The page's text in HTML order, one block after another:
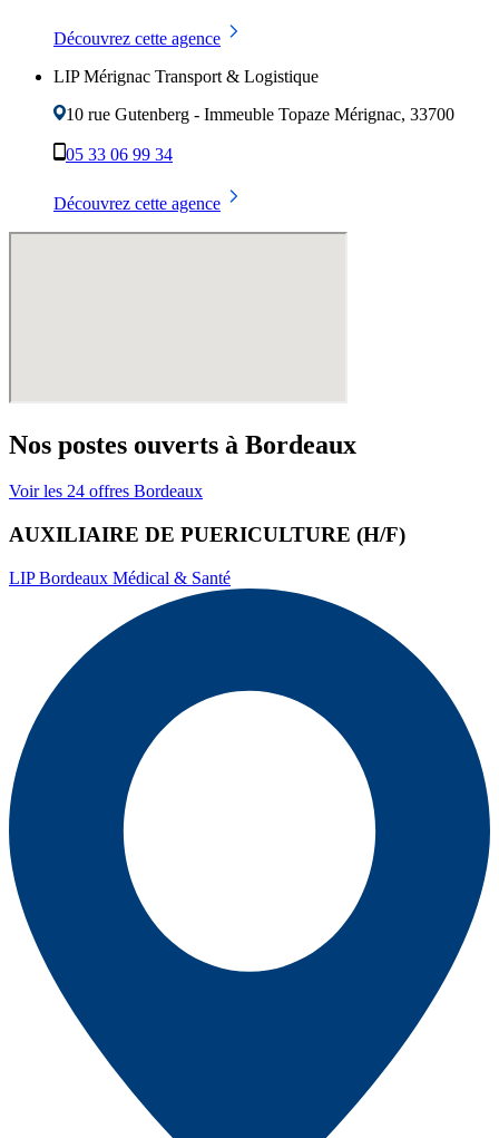
Découvrez cette agence
LIP Mérignac Transport & Logistique
10 rue Gutenberg - Immeuble Topaze Mérignac, 33700
05 33 06 99 34
Découvrez cette agence
Nos postes ouverts à Bordeaux
Voir les 24 offres Bordeaux
AUXILIAIRE DE PUERICULTURE (H/F)
LIP Bordeaux Médical & Santé